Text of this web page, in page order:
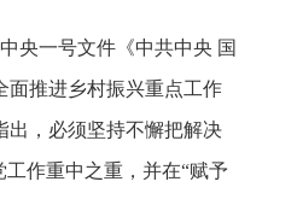
央一号文件《中共中央 国
面推进乡村振兴重点工作
出，必须坚持不懈把解决
工作重中之重，并在“赋予